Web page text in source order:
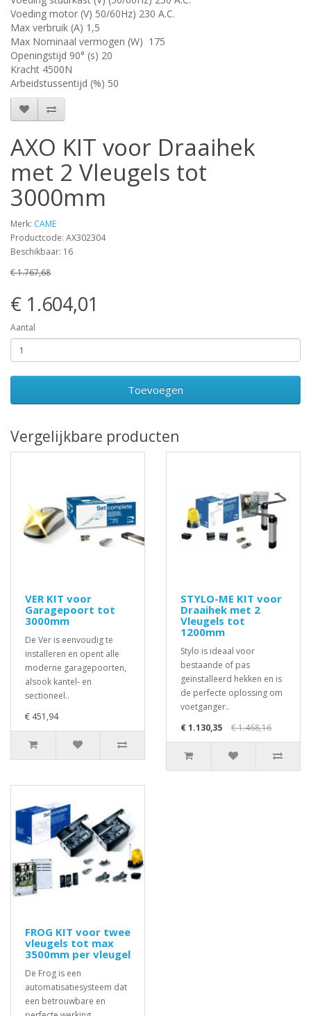
Voeding motor (V) 50/60Hz) 230 A.C.
Max verbruik (A) 1,5
Max Nominaal vermogen (W) 175
Openingstijd 90° (s) 20
Kracht 4500N
Arbeidstussentijd (%) 50
AXO KIT voor Draaihek
met 2 Vleugels tot
3000mm
Merk: CAME
Productcode: AX302304
Beschikbaar: 16
€ 1.767,68
€ 1.604,01
Aantal
Toevoegen
Vergelijkbare producten
VER KIT voor
Garagepoort tot
3000mm
De Ver is eenvoudig te
installeren en opent alle
moderne garagepoorten,
alsook kantel- en
sectioneel..
€ 451,94
STYLO-ME KIT voor
Draaihek met 2
Vleugels tot
1200mm
Stylo is ideaal voor
bestaande of pas
geïnstalleerd hekken en is
de perfecte oplossing om
voetganger..
€ 1.130,35
€ 1.468,16
FROG KIT voor twee
vleugels tot max
3500mm per vleugel
De Frog is een
automatisatiesysteem dat
een betrouwbare en